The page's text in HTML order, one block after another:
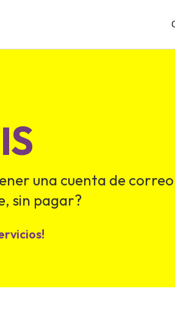
una cuenta de correo
sin pagar?